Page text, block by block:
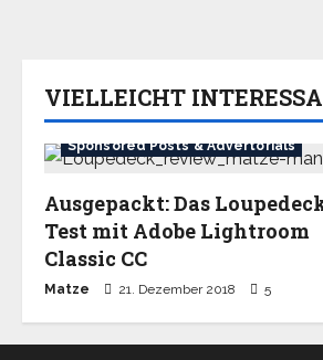
VIELLEICHT
Gadgets
Sponsored Posts & Advertorials
Ausgepackt: Das
Test mit Adobe Lightroom
Classic CC
Matze 21. Dezember 2018 5